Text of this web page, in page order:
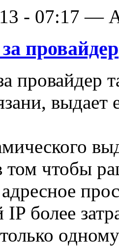
- 07:17 —
провайдер
провайдер
том чтобы
более